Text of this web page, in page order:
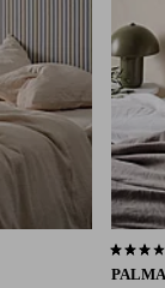
PALMA
3,0